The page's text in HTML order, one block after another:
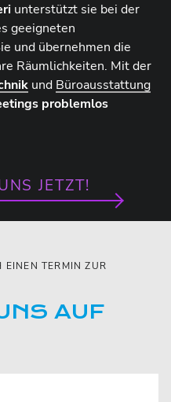
unterstützt sie bei der
geeigneten
und übernehmen die
Räumlichkeiten. Mit der
und Büroausstattung
problemlos
JETZT!
EINEN TERMIN ZUR
AUF